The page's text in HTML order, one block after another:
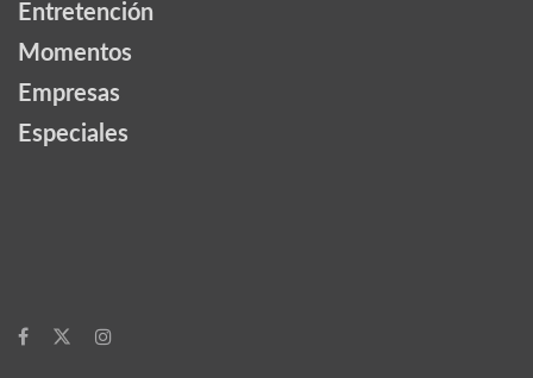
Entretención
Momentos
Empresas
Especiales